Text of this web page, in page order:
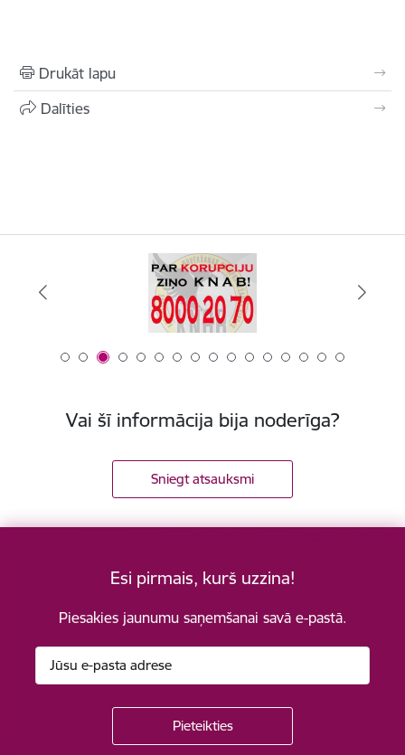
Drukāt lapu
Dalīties
Vai šī informācija bija noderīga?
Sniegt atsauksmi
Esi pirmais, kurš uzzina!
Piesakies jaunumu saņemšanai savā e-pastā.